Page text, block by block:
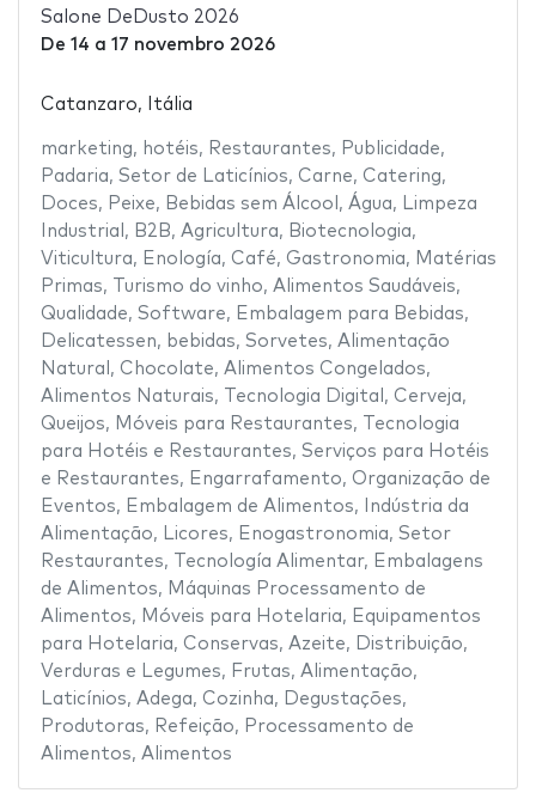
Salone DeDusto 2026
De 14 a 17 novembro 2026
Catanzaro, Itália
marketing, hotéis, Restaurantes, Publicidade,
Padaria, Setor de Laticínios, Carne, Catering,
Doces, Peixe, Bebidas sem Álcool , Água, Limpeza
Industrial , B2B, Agricultura, Biotecnologia,
Viticultura, Enología, Café, Gastronomia, Matérias
Primas, Turismo do vinho, Alimentos Saudáveis,
Qualidade, Software, Embalagem para Bebidas,
Delicatessen, bebidas, Sorvetes, Alimentação
Natural , Chocolate, Alimentos Congelados,
Alimentos Naturais, Tecnologia Digital , Cerveja,
Queijos, Móveis para Restaurantes,
Tecnologia
para Hotéis e Restaurantes, Serviços para Hotéis
e Restaurantes, Engarrafamento, Organização de
Eventos, Embalagem de Alimentos,
Indústria da
Alimentação, Licores, Enogastronomia, Setor
Restaurantes, Tecnología Alimentar, Embalagens
de Alimentos, Máquinas Processamento de
Alimentos, Móveis para Hotelaria, Equipamentos
para Hotelaria, Conservas, Azeite, Distribuição,
Verduras e Legumes, Frutas, Alimentação,
Laticínios, Adega, Cozinha, Degustações,
Produtoras, Refeição, Processamento de
Alimentos, Alimentos